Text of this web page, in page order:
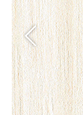
ブランド・コレクション
Lilycolor
カーテン
床材
サステナブル商品
ノンワックス床タイル
壁紙機能性ガイド
施工事例 トップ
医療・福祉施設
ホテル・オフィス・店舗
モデルハウス
新築戸建・マンション
#リリカラのある暮ら
リリカラノート
ショールーム
ショールーム トップ